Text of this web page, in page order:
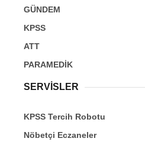
GÜNDEM
KPSS
ATT
PARAMEDİK
SERVİSLER
KPSS Tercih Robotu
Nöbetçi Eczaneler